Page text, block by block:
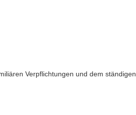
Verpflichtungen und dem ständigen